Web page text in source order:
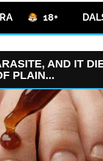
18+
AND IT
PLAIN...